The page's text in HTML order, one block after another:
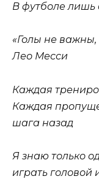
В футболе лишь
«Голы не
Лео Месси
Каждая
Каждая
шага назад
Я знаю только
играть головой